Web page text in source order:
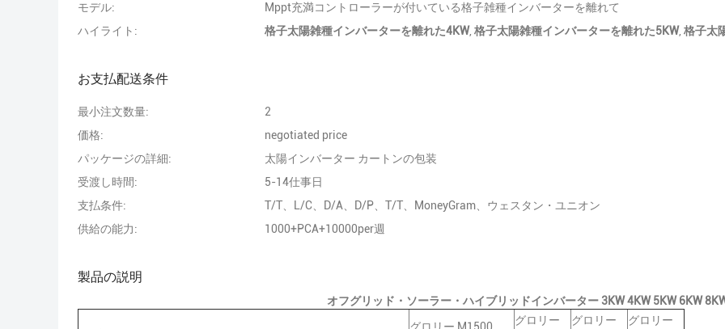
モデル:
Mppt充満コントローラーが付いている格子雑種インバーターを離れて
ハイライト:
格子太陽雑種インバーターを離れた4KW, 格子太陽雑種インバーターを離れた5KW, 格子太
お支払配送条件
最小注文数量:
2
価格:
negotiated price
パッケージの詳細:
太陽インバーター カートンの包装
受渡し時間:
5-14仕事日
支払条件:
T/T、L/C、D/A、D/P、T/T、MoneyGram、ウェスタン・ユニオン
供給の能力:
1000+PCA+10000per週
製品の説明
オフグリッド・ソーラー・ハイブリッドインバーター 3KW 4KW 5KW 6KW
グロリー
グロリー
グロリー